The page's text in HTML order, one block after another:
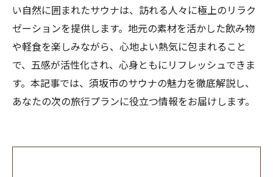
い自然に囲まれたサウナは、訪れる人々に極上のリラク
ゼーションを提供します。地元の素材を活かした飲み物
や軽食を楽しみながら、心地よい熱気に包まれること
で、五感が活性化され、心身ともにリフレッシュできま
す。本記事では、須坂市のサウナの魅力を徹底解説し、
あなたの次の旅行プランに役立つ情報をお届けします。